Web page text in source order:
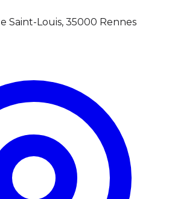
Saint-Louis, 35000 Rennes